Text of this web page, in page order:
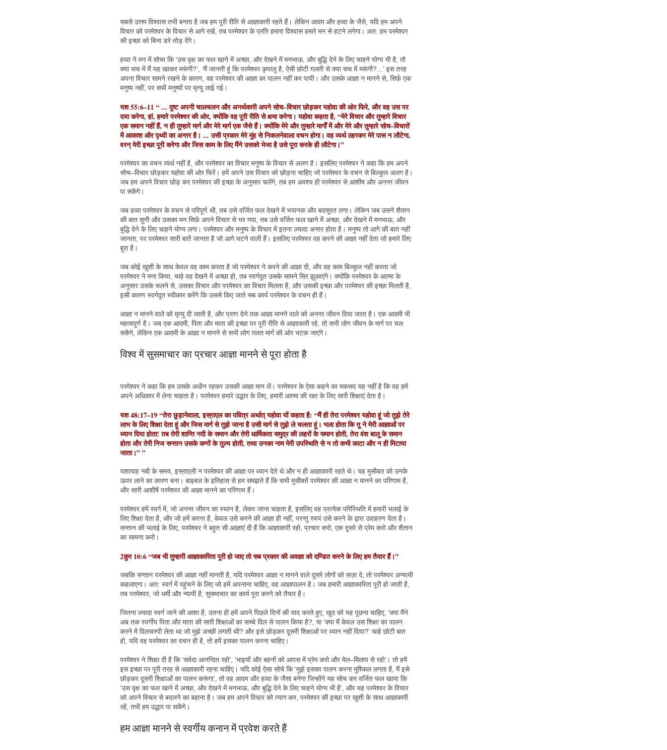
सबसे उत्तम विश्वास तभी बनता है जब हम पूरी रीति से आज्ञाकारी रहते हैं। लेकिन आदम और हव्वा के जैसे, यदि हम अपने
विचार को परमेश्वर के विचार से आगे रखें, तब परमेश्वर के प्रति हमारा विश्वास हमारे मन से हटने लगेगा। अत: हम परमेश्वर
की इच्छा को बिना डरे तोड़ देंगे।
हव्वा ने मन में सोचा कि ‘उस वृक्ष का फल खाने में अच्छा, और देखने में मनभाऊ, और बुद्धि देने के लिए चाहने योग्य भी है, तो
क्या सच में मैं यह खाकर मरूंगी?’, ‘मैं जानती हूं कि परमेश्वर कृपालु है, ऐसी छोटी ग़लती से क्या सच में मरूंगी?...’ इस तरह
अपना विचार सामने रखने के कारण, वह परमेश्वर की आज्ञा का पालन नहीं कर पायी। और उसके आज्ञा न मानने से, सिर्फ़ एक
मनुष्य नहीं, पर सभी मनुष्यों पर मृत्यु लाई गई।
यश 55:6–11 “ ... दुष्ट अपनी चालचलन और अनर्थकारी अपने सोच–विचार छोड़कर यहोवा की ओर फिरे, और वह उस पर
दया करेगा, हां, हमारे परमेश्वर की ओर, क्योंकि वह पूरी रीति से क्षमा करेगा। यहोवा कहता है, “मेरे विचार और तुम्हारे विचार
एक समान नहीं हैं, न ही तुम्हारे मार्ग और मेरे मार्ग एक जैसे हैं। क्योंकि मेरे और तुम्हारे मार्गों में और मेरे और तुम्हारे सोच–विचारों
में आकाश और पृथ्वी का अन्तर है। ... उसी प्रकार मेरे मुंह से निकलनेवाला वचन होगा। वह व्यर्थ ठहरकर मेरे पास न लौटेगा,
वरन् मेरी इच्छा पूरी करेगा और जिस काम के लिए मैंने उसको भेजा है उसे पूरा करके ही लौटेगा।”
परमेश्वर का वचन व्यर्थ नहीं है, और परमेश्वर का विचार मनुष्य के विचार से अलग है। इसलिए परमेश्वर ने कहा कि हम अपने
सोच–विचार छोड़कर यहोवा की ओर फिरें। हमें अपने उस विचार को छोड़ना चाहिए जो परमेश्वर के वचन से बिल्कुल अलग है।
जब हम अपने विचार छोड़ कर परमेश्वर की इच्छा के अनुसार चलेंगे, तब हम अवश्य ही परमेश्वर से आशीष और अनन्त जीवन
पा सकेंगे।
जब हव्वा परमेश्वर के वचन से परिपूर्ण थी, तब उसे वर्जित फल देखने में भयानक और बदसूरत लगा। लेकिन जब उसने शैतान
की बात सुनी और उसका मन सिर्फ़ अपने विचार से भर गया, तब उसे वर्जित फल खाने में अच्छा, और देखने में मनभाऊ, और
बुद्धि देने के लिए चाहने योग्य लगा। परमेश्वर और मनुष्य के विचार में इतना ज़्यादा अन्तर होता है। मनुष्य तो आगे की बात नहीं
जानता, पर परमेश्वर सारी बातें जानता है जो आगे घटने वाली हैं। इसलिए परमेश्वर वह करने की आज्ञा नहीं देता जो हमारे लिए
बुरा है।
जब कोई खुशी के साथ केवल वह काम करता है जो परमेश्वर ने करने की आज्ञा दी, और वह काम बिल्कुल नहीं करता जो
परमेश्वर ने मना किया, चाहे वह देखने में अच्छा हो, तब स्वर्गदूत उसके सामने सिर झुकाएंगे। क्योंकि परमेश्वर के आत्मा के
अनुसार उसके चलने से, उसका विचार और परमेश्वर का विचार मिलता है, और उसकी इच्छा और परमेश्वर की इच्छा मिलती है,
इसी कारण स्वर्गदूत स्वीकार करेंगे कि उससे किए जाते सब कार्य परमेश्वर के वचन ही हैं।
आज्ञा न मानने वाले को मृत्यु दी जाती है, और प्राण देने तक आज्ञा मानने वाले को अनन्त जीवन दिया जाता है। एक आदमी भी
महत्वपूर्ण है। जब एक आदमी, पिता और माता की इच्छा पर पूरी रीति से आज्ञाकारी रहे, तो सभी लोग जीवन के मार्ग पर चल
सकेंगे, लेकिन एक आदमी के आज्ञा न मानने से सभी लोग ग़लत मार्ग की ओर भटक जाएंगे।
विश्व में सुसमाचार का प्रचार आज्ञा मानने से पूरा होता है
परमेश्वर ने कहा कि हम उसके अधीन रहकर उसकी आज्ञा मान लें। परमेश्वर के ऐसा कहने का मकसद यह नहीं है कि वह हमें
अपने अधिकार में लेना चाहता है। परमेश्वर हमारे उद्धार के लिए, हमारी आत्मा की रक्षा के लिए सारी शिक्षाएं देता है।
यश 48:17–19 “तेरा छुड़ानेवाला, इस्राएल का पवित्र अर्थात् यहोवा यों कहता है: “मैं ही तेरा परमेश्वर यहोवा हूं जो तुझे तेरे
लाभ के लिए शिक्षा देता हूं और जिस मार्ग से तुझे जाना है उसी मार्ग से तुझे ले चलता हूं। भला होता कि तू ने मेरी आज्ञाओं पर
ध्यान दिया होता! तब तेरी शान्ति नदी के समान और तेरी धार्मिकता समुद्र की लहरों के समान होती, तेरा वंश बालू के समान
होता और तेरी निज सन्तान उसके कणों के तुल्य होती, तथा उनका नाम मेरी उपस्थिति से न तो कभी काटा और न ही मिटाया
जाता।” ”
यशायाह नबी के समय, इस्राएली न परमेश्वर की आज्ञा पर ध्यान देते थे और न ही आज्ञाकारी रहते थे। यह मुसीबत को उनके
ऊपर लाने का कारण बना। बाइबल के इतिहास से हम समझते हैं कि सभी मुसीबतें परमेश्वर की आज्ञा न मानने का परिणाम हैं,
और सारी आशीषें परमेश्वर की आज्ञा मानने का परिणाम हैं।
परमेश्वर हमें स्वर्ग में, जो अनन्त जीवन का स्थान है, लेकर जाना चाहता है, इसलिए वह प्रत्येक परिस्थिति में हमारी भलाई के
लिए शिक्षा देता है, और जो हमें करना है, केवल उसे करने की आज्ञा ही नहीं, परन्तु स्वयं उसे करने के द्वारा उदाहरण देता है।
सन्तान की भलाई के लिए, परमेश्वर ने बहुत सी आज्ञाएं दी हैं कि आज्ञाकारी रहो, प्रचार करो, एक दूसरे से प्रेम करो और शैतान
का सामना करो।
2कुर 10:6 “जब भी तुम्हारी आज्ञाकारिता पूरी हो जाए तो सब प्रकार की अवज्ञा को दण्डित करने के लिए हम तैयार हैं।”
जबकि सन्तान परमेश्वर की आज्ञा नहीं मानती है, यदि परमेश्वर आज्ञा न मानने वाले दूसरे लोगों को सज़ा दे, तो परमेश्वर अन्यायी
कहलाएगा। अत: स्वर्ग में पहुंचने के लिए जो हमें अपनाना चाहिए, वह आज्ञापालन है। जब हमारी आज्ञाकारिता पूरी हो जाती है,
तब परमेश्वर, जो धर्मी और न्यायी है, सुसमाचार का कार्य पूरा करने को तैयार है।
जितना ज़्यादा स्वर्ग जाने की आशा है, उतना ही हमें अपने पिछले दिनों की याद करते हुए, खुद को यह पूछना चाहिए, ‘क्या मैंने
अब तक स्वर्गीय पिता और माता की सारी शिक्षाओं का सच्चे दिल से पालन किया है?, या ‘क्या मैं केवल उस शिक्षा का पालन
करने में दिलचस्पी लेता था जो मुझे अच्छी लगती थी? और इसे छोड़कर दूसरी शिक्षाओं पर ध्यान नहीं दिया?’ चाहे छोटी बात
हो, यदि वह परमेश्वर का वचन ही है, तो हमें इसका पालन करना चाहिए।
परमेश्वर ने शिक्षा दी है कि ‘सर्वदा आनन्दित रहो’, ‘भाइयों और बहनों को आपस में प्रेम करो और मेल–मिलाप से रहो’। तो हमें
इस इच्छा पर पूरी तरह से आज्ञाकारी रहना चाहिए। यदि कोई ऐसा सोचे कि ‘मुझे इसका पालन करना मुश्किल लगता है, मैं इसे
छोड़कर दूसरी शिक्षाओं का पालन करूंगा’, तो वह आदम और हव्वा के जैसा बनेगा जिन्होंने यह सोच कर वर्जित फल खाया कि
‘उस वृक्ष का फल खाने में अच्छा, और देखने में मनभाऊ, और बुद्धि देने के लिए चाहने योग्य भी है’, और यह परमेश्वर के विचार
को अपने विचार से बदलने का बहाना है। जब हम अपने विचार को त्याग कर, परमेश्वर की इच्छा पर खुशी के साथ आज्ञाकारी
रहें, तभी हम उद्धार पा सकेंगे।
हम आज्ञा मानने से स्वर्गीय कनान में प्रवेश करते हैं